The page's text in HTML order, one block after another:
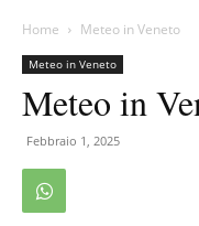
Home Meteo in Veneto
Meteo in Veneto
Meteo in
Febbraio 1, 2025